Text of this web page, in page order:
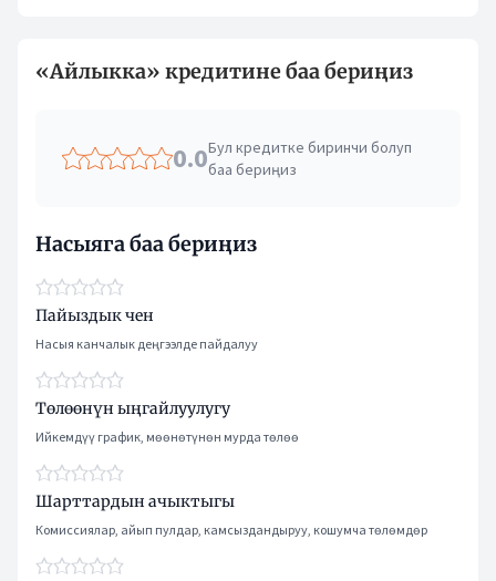
«Айлыкка» кредитине баа бериңиз
0.0Бул кредитке биринчи болуп
баа бериңиз
Насыяга баа бериңиз
Пайыздык чен
Насыя канчалык деңгээлде пайдалуу
Төлөөнүн ыңгайлуулугу
Ийкемдүү график, мөөнөтүнөн мурда төлөө
Шарттардын ачыктыгы
Комиссиялар, айып пулдар, камсыздандыруу, кошумча төлөмдөр